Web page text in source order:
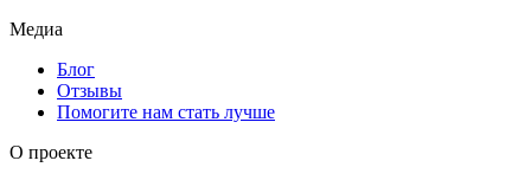
Медиа
Блог
Отзывы
Помогите нам стать лучше
О проекте